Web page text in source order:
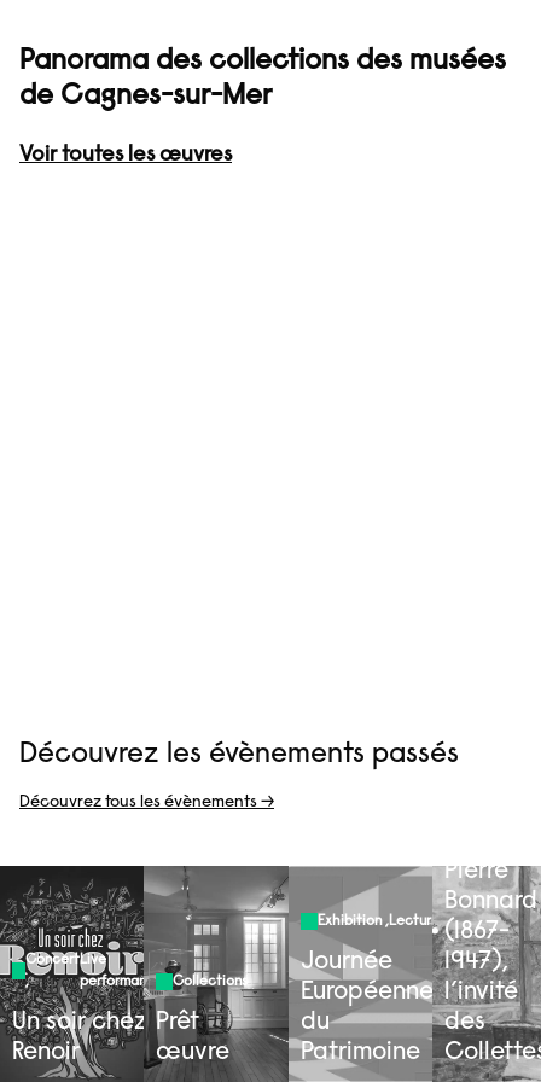
Panorama des collections des musées
de Cagnes-sur-Mer
Voir toutes les œuvres
Découvrez les évènements passés
Découvrez tous les évènements →
Concert
,
Live
performance
Un soir chez
Renoir
Collections
Prêt
œuvre
Exhibition,Lecture
Journée
Européennes
du
Patrimoine
Pierre
Bonnard
(1867-
1947),
l’invité
des